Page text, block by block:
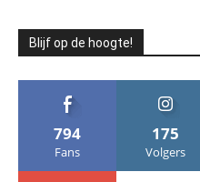
Blijf op de hoogte!
794
Fans
175
Volgers